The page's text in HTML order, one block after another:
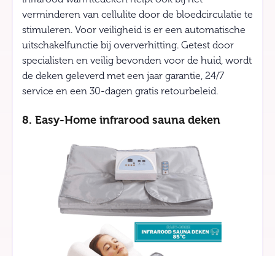
verminderen van cellulite door de bloedcirculatie te
stimuleren. Voor veiligheid is er een automatische
uitschakelfunctie bij oververhitting. Getest door
specialisten en veilig bevonden voor de huid, wordt
de deken geleverd met een jaar garantie, 24/7
service en een 30-dagen gratis retourbeleid.
8. Easy-Home infrarood sauna deken